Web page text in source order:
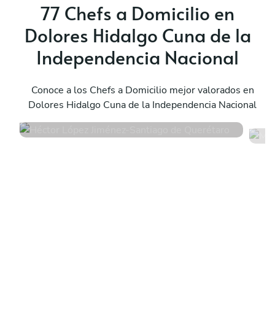
77 Chefs a Domicilio en
Dolores Hidalgo Cuna de la
Independencia Nacional
Conoce a los Chefs a Domicilio mejor valorados en
Dolores Hidalgo Cuna de la Independencia Nacional
Héctor López Jiménez
Santiago de Querétaro
4.8 • 52 servicios